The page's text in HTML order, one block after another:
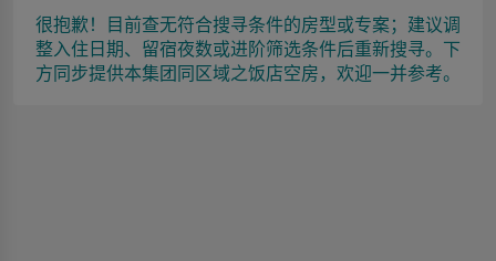
很抱歉！目前查无符合搜寻条件的房型或专案；建议调
整入住日期、留宿夜数或进阶筛选条件后重新搜寻。下
方同步提供本集团同区域之饭店空房，欢迎一并参考。